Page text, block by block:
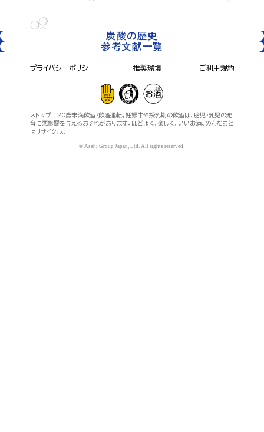
炭酸の歴史
参考文献一覧
プライバシーポリシー 推奨環境 ご利用規約
ストップ！20歳未満飲酒・飲酒運転。妊娠中や授乳期の飲酒は、胎児・乳児の発
育に悪影響を与えるおそれがあります。ほどよく、楽しく、いいお酒。のんだあと
はリサイクル。
© Asahi Group Japan, Ltd. All rights reserved.